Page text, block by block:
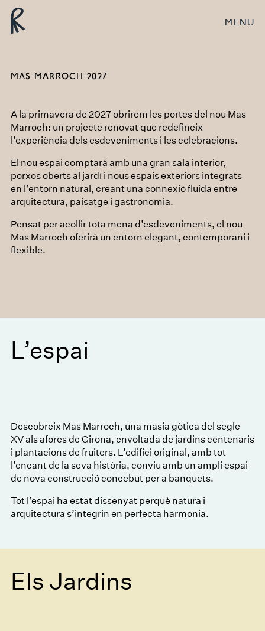
MENU
MAS MARROCH 2027
A la primavera de 2027 obrirem les portes del nou Mas
Marroch: un projecte renovat que redefineix
l’experiència dels esdeveniments i les celebracions.
El nou espai comptarà amb una gran sala interior,
porxos oberts al jardí i nous espais exteriors integrats
en l’entorn natural, creant una connexió fluida entre
arquitectura, paisatge i gastronomia.
Pensat per acollir tota mena d’esdeveniments, el nou
Mas Marroch oferirà un entorn elegant, contemporani i
flexible.
L’espai
Descobreix Mas Marroch, una masia gòtica del segle
XV als afores de Girona, envoltada de jardins centenaris
i plantacions de fruiters. L’edifici original, amb tot
l’encant de la seva història, conviu amb un ampli espai
de nova construcció concebut per a banquets.
Tot l’espai ha estat dissenyat perquè natura i
arquitectura s’integrin en perfecta harmonia.
Els Jardins